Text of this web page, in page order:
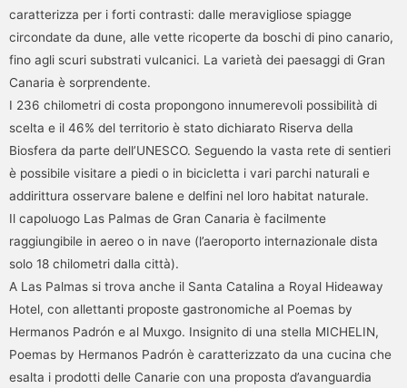
caratterizza per i forti contrasti: dalle meravigliose spiagge
circondate da dune, alle vette ricoperte da boschi di pino canario,
fino agli scuri substrati vulcanici. La varietà dei paesaggi di Gran
Canaria è sorprendente.
I 236 chilometri di costa propongono innumerevoli possibilità di
scelta e il 46% del territorio è stato dichiarato Riserva della
Biosfera da parte dell’UNESCO. Seguendo la vasta rete di sentieri
è possibile visitare a piedi o in bicicletta i vari parchi naturali e
addirittura osservare balene e delfini nel loro habitat naturale.
Il capoluogo Las Palmas de Gran Canaria è facilmente
raggiungibile in aereo o in nave (l’aeroporto internazionale dista
solo 18 chilometri dalla città).
A Las Palmas si trova anche il Santa Catalina a Royal Hideaway
Hotel, con allettanti proposte gastronomiche al Poemas by
Hermanos Padrón e al Muxgo. Insignito di una stella MICHELIN,
Poemas by Hermanos Padrón è caratterizzato da una cucina che
esalta i prodotti delle Canarie con una proposta d’avanguardia